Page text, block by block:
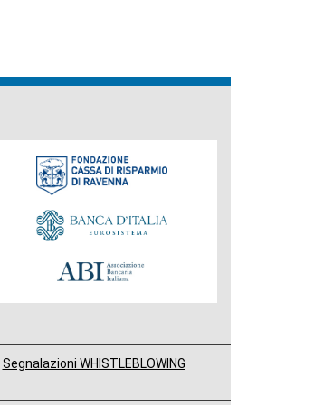
Fondazione
Segnalazioni WHISTLEBLOWING